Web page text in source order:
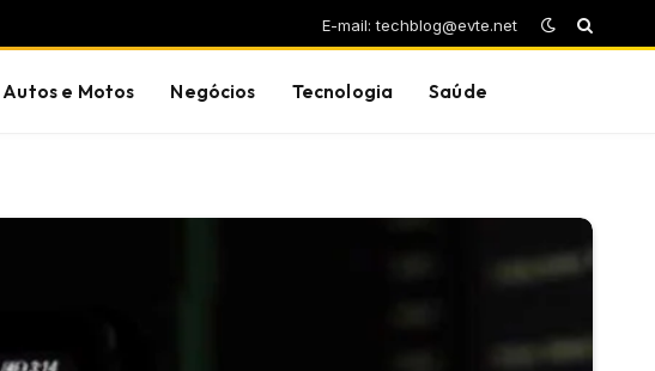
E-mail: techblog@evte.net
Autos e Motos Negócios Tecnologia Saúde